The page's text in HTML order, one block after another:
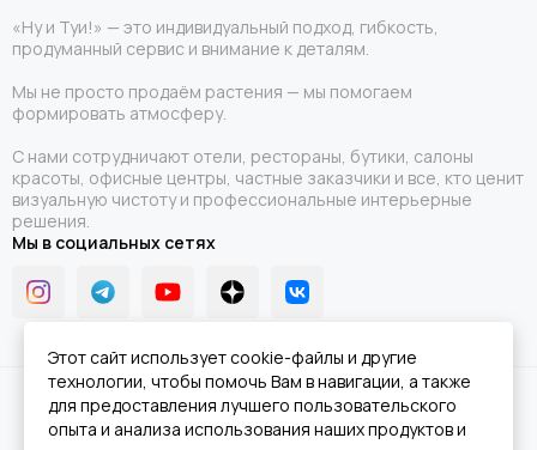
«Ну и Туи!» — это индивидуальный подход, гибкость,
продуманный сервис и внимание к деталям.
Мы не просто продаём растения — мы помогаем
формировать атмосферу.
С нами сотрудничают отели, рестораны, бутики, салоны
красоты, офисные центры, частные заказчики и все, кто ценит
визуальную чистоту и профессиональные интерьерные
решения.
Мы в социальных сетях
2026 © Ну и Туи!.Карта сайта
Этот сайт использует cookie-файлы и другие
технологии, чтобы помочь Вам в навигации, а также
для предоставления лучшего пользовательского
опыта и анализа использования наших продуктов и